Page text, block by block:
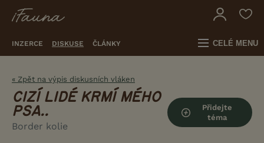
INZERCE DISKUSE ČLÁNKY CELÉ MENU
« Zpět na výpis diskusních vláken
CIZÍ LIDÉ KRMÍ MÉHO
PSA..
Border kolie
Přidejte
téma